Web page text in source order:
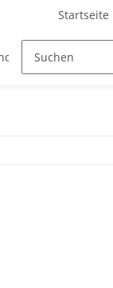
Startseite
Zubehör